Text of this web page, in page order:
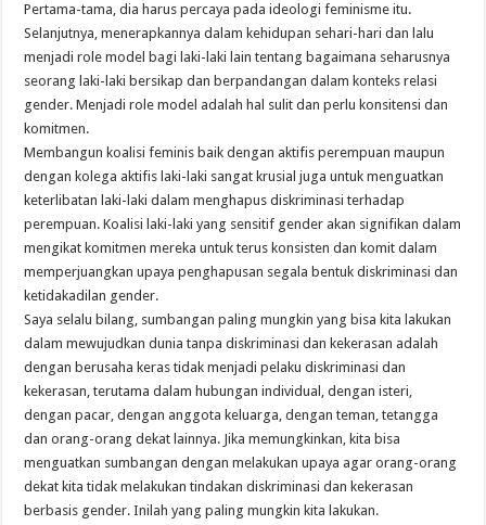
Pertama-tama, dia harus percaya pada ideologi feminisme itu.
Selanjutnya, menerapkannya dalam kehidupan sehari-hari dan lalu
menjadi role model bagi laki-laki lain tentang bagaimana seharusnya
seorang laki-laki bersikap dan berpandangan dalam konteks relasi
gender. Menjadi role model adalah hal sulit dan perlu konsitensi dan
komitmen.
Membangun koalisi feminis baik dengan aktifis perempuan maupun
dengan kolega aktifis laki-laki sangat krusial juga untuk menguatkan
keterlibatan laki-laki dalam menghapus diskriminasi terhadap
perempuan. Koalisi laki-laki yang sensitif gender akan signifikan dalam
mengikat komitmen mereka untuk terus konsisten dan komit dalam
memperjuangkan upaya penghapusan segala bentuk diskriminasi dan
ketidakadilan gender.
Saya selalu bilang, sumbangan paling mungkin yang bisa kita lakukan
dalam mewujudkan dunia tanpa diskriminasi dan kekerasan adalah
dengan berusaha keras tidak menjadi pelaku diskriminasi dan
kekerasan, terutama dalam hubungan individual, dengan isteri,
dengan pacar, dengan anggota keluarga, dengan teman, tetangga
dan orang-orang dekat lainnya. Jika memungkinkan, kita bisa
menguatkan sumbangan dengan melakukan upaya agar orang-orang
dekat kita tidak melakukan tindakan diskriminasi dan kekerasan
berbasis gender. Inilah yang paling mungkin kita lakukan.